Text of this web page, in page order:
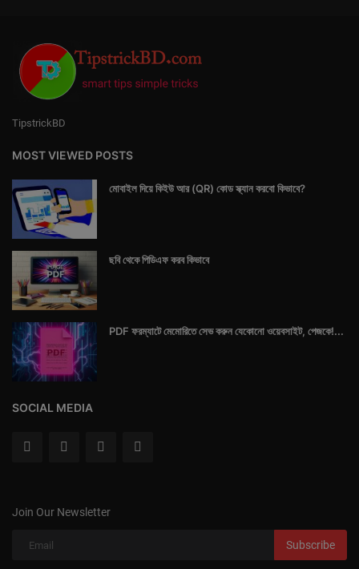
TipstrickBD
MOST VIEWED POSTS
মোবাইল দিয়ে কিইউ আর (QR) কোড স্ক্যান করবো কিভাবে?
ছবি থেকে পিডিএফ করব কিভাবে
PDF ফরম্যাটে মেমোরিতে সেভ করুন যেকোনো ওয়েবসাইট, পেজকে!...
SOCIAL MEDIA
Join Our Newsletter
Subscribe